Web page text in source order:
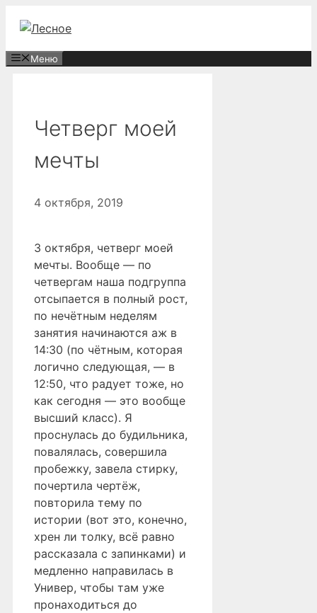
содержимому
Меню
Четверг моей
мечты
4 октября, 2019
3 октября, четверг моей
мечты. Вообще — по
четвергам наша подгруппа
отсыпается в полный рост,
по нечётным неделям
занятия начинаются аж в
14:30 (по чётным, которая
логично следующая, — в
12:50, что радует тоже, но
как сегодня — это вообще
высший класс). Я
проснулась до будильника,
повалялась, совершила
пробежку, завела стирку,
почертила чертёж,
повторила тему по
истории (вот это, конечно,
хрен ли толку, всё равно
рассказала с запинками) и
медленно направилась в
Универ, чтобы там уже
пронаходиться до